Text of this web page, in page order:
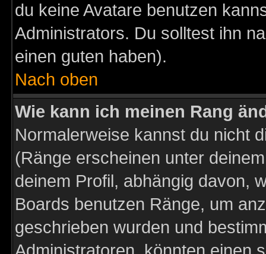
du keine Avatare benutzen
Administrators. Du solltest ihn
einen guten haben).
Nach oben
Wie kann ich meinen Rang
Normalerweise kannst du nicht
(Ränge erscheinen unter
deinem Profil, abhängig davon,
Boards benutzen Ränge, um
geschrieben wurden und